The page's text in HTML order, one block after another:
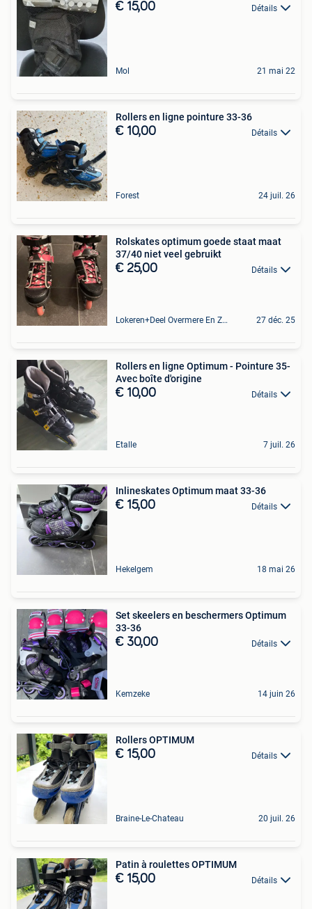
€ 15,00 Détails
Mol 21 mai 22
Rollers en ligne pointure 33-36
€ 10,00 Détails
Forest 24 juil. 26
Rolskates optimum goede staat maat
37/40 niet veel gebruikt
€ 25,00 Détails
Lokeren+Deel Overmere En Zele 27 déc. 25
Rollers en ligne Optimum - Pointure 35-
Avec boîte d'origine
€ 10,00 Détails
Etalle 7 juil. 26
Inlineskates Optimum maat 33-36
€ 15,00 Détails
Hekelgem 18 mai 26
Set skeelers en beschermers Optimum
33-36
€ 30,00 Détails
Kemzeke 14 juin 26
Rollers OPTIMUM
€ 15,00 Détails
Braine-Le-Chateau 20 juil. 26
Patin à roulettes OPTIMUM
€ 15,00 Détails